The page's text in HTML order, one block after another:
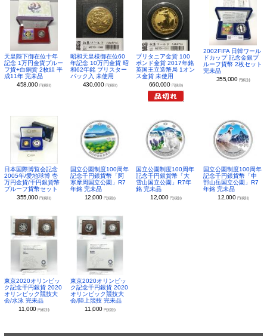
天皇陛下御在位十年
記念 1万円金貨プルー
フ貨+白銅貨 2枚組 平
成11年 完未品
458,000 円(税別)
昭和天皇様御在位60
年記念 10万円金貨 昭
和62年銘 ブリスター
パック入 未使用
430,000 円(税別)
ブリタニア金貨 100
ポンド金貨 2017年銘
英国王立造幣局 1オン
ス金貨 未使用
660,000 円(税別)
2002FIFA 日韓ワール
ドカップ 記念金銀プ
ルーフ貨幣 2枚セット
完未品
355,000 円(税別)
日本国際博覧会記念
2005年/愛地球博 壱
万円金貨/千円銀貨幣
プルーフ貨幣セット
355,000 円(税別)
国立公園制度100周年
記念千円銀貨幣「阿
寒摩周国立公園」R7
年銘 完未品
12,000 円(税別)
国立公園制度100周年
記念千円銀貨幣「大
雪山国立公園」R7年
銘 完未品
12,000 円(税別)
国立公園制度100周年
記念千円銀貨幣「中
部山岳国立公園」R7
年銘 完未品
12,000 円(税別)
東京2020オリンピッ
ク記念千円銀貨 2020
オリンピック競技大
会/水泳 完未品
11,000円(税別)
東京2020オリンピッ
ク記念千円銀貨 2020
オリンピック競技大
会/陸上競技 完未品
11,000 円(税別)